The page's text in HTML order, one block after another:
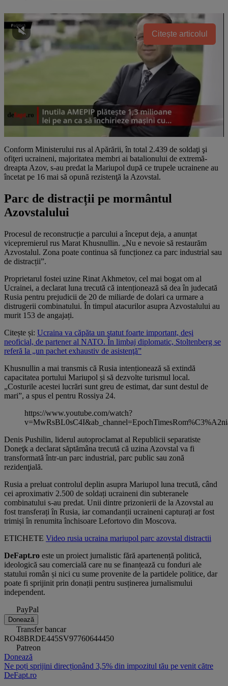
Citește articolul
Conform Ministerului rus al Apărării, în total 2.439 de soldaţi şi
ofiţeri ucraineni, majoritatea membri ai batalionului de extremă-
dreapta Azov, s-au predat la Mariupol după ce trupele ucrainene au
încetat pe 16 mai să opună rezistenţă la Azovstal.
Parc de distracții pe mormântul
Azovstalului
Procesul de reconstrucție a parcului a început deja, a anunțat
vicepremierul rus Marat Khusnullin. „Nu e nevoie să restaurăm
Azvostalul. Zona poate continua să funcționez ca parc industrial sau
de distracții”.
Proprietarul fostei uzine Rinat Akhmetov, cel mai bogat om al
Ucrainei, a declarat luna trecută că intenționează să dea în judecată
Rusia pentru prejudicii de 20 de miliarde de dolari ca urmare a
distrugerii combinatului. În timpul atacurilor asupra Azvostalului au
murit 153 de angajați.
Citește și: Ucraina va căpăta un statut foarte important, deși
neoficial, de partener al NATO. În limbaj diplomatic, Stoltenberg se
referă la „un pachet exhaustiv de asistenţă”
Khusnullin a mai transmis că Rusia intenționează să extindă
capacitatea portului Mariupol și să dezvolte turismul local.
„Costurile acestei lucrări sunt greu de estimat, dar sunt destul de
mari”, a spus el pentru Rossiya 24.
https://www.youtube.com/watch?
Denis Pushilin, liderul autoproclamat al Republicii separatiste
Doneţk a declarat săptămâna trecută că uzina Azovstal va fi
transformată într-un parc industrial, parc public sau zonă
rezidenţială.
Rusia a preluat controlul deplin asupra Mariupol luna trecută, când
cei aproximativ 2.500 de soldați ucraineni din subteranele
combinatului s-au predat. Unii dintre prizonierii de la Azovstal au
fost transferați în Rusia, iar comandanții ucraineni capturați ar fost
trimiși în renumita închisoare Lefortovo din Moscova.
ETICHETE Video rusia ucraina mariupol parc azovstal distractii
DeFapt.ro este un proiect jurnalistic fără apartenență politică,
ideologică sau comercială care nu se finanțează cu fonduri ale
statului român și nici cu sume provenite de la partidele politice, dar
poate fi sprijinit prin donații pentru susținerea jurnalismului
independent.
PayPal
Donează
Transfer bancar
RO48BRDE445SV97760644450
Patreon
Donează
Ne poți sprijini direcționând 3,5% din impozitul tău pe venit către
DeFapt.ro